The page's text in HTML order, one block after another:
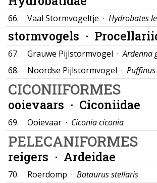
66. Vaal Stormvogeltje · Hydrobates
stormvogels ·
67. Grauwe Pijlstormvogel ·Ardenna
68.
Noordse Pijlstormvogel ·
CICONIIFORMES
ooievaars · Ciconiidae
69. Ooievaar · Ciconia ciconia
PELECANIFORMES
reigers · Ardeidae
70. Roerdomp · Botaurus stellaris